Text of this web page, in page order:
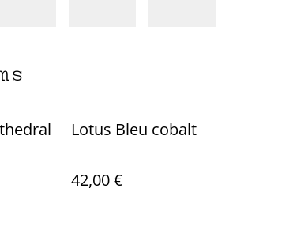
Lotus Bleu cobalt
42,00 €